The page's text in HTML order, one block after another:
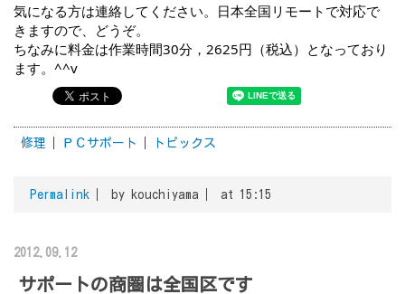
気になる方は連絡してください。日本全国リモートで対応で
きますので、どうぞ。
ちなみに料金は作業時間30分，2625円（税込）となっており
ます。^^v
修理 ＰＣサポート トピックス
Permalink by kouchiyama at 15:15
2012.09.12
サポートの商圏は全国区です